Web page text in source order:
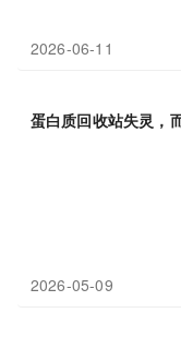
2026-06-11
蛋白质回收站失灵，
2026-05-09